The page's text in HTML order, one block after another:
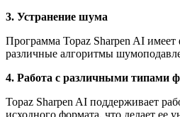
3. Устранение шума
Программа Topaz Sharpen AI имеет
различные алгоритмы
4. Работа с различными типами
Topaz Sharpen AI поддерживает